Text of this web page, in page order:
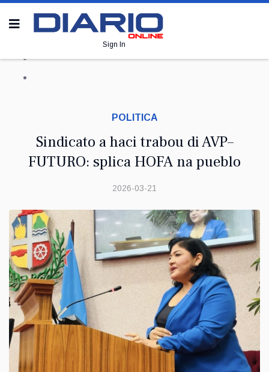
Sign In
POLITICA
Sindicato a haci trabou di AVP–
FUTURO: splica HOFA na pueblo
2026-03-21